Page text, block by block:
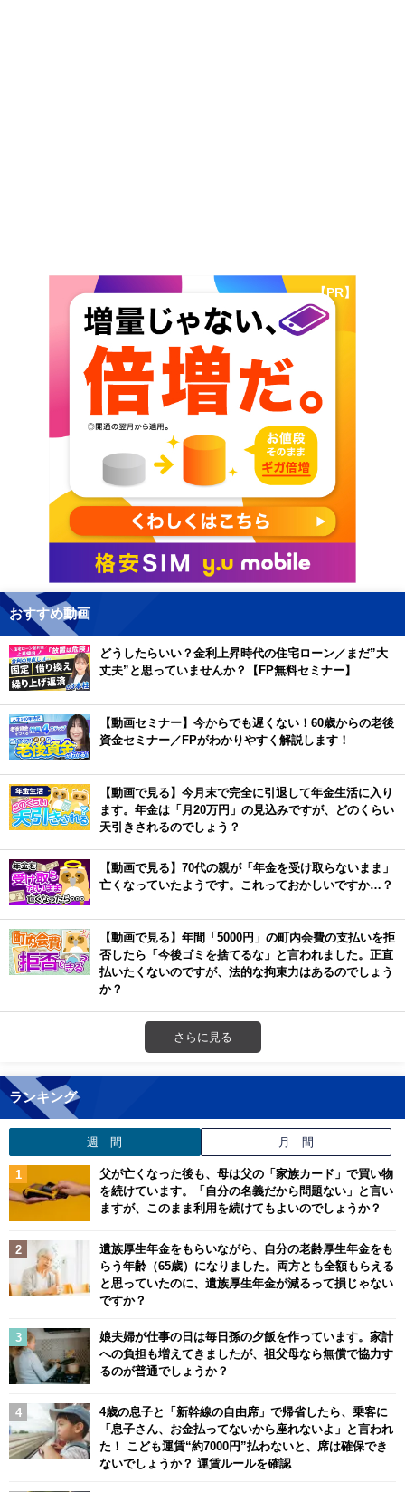
【PR】
おすすめ動画
どうしたらいい？金利上昇時代の住宅ローン／まだ”大
丈夫”と思っていませんか？【FP無料セミナー】
【動画セミナー】今からでも遅くない！60歳からの老後
資金セミナー／FPがわかりやすく解説します！
【動画で見る】今月末で完全に引退して年金生活に入り
ます。年金は「月20万円」の見込みですが、どのくらい
天引きされるのでしょう？
【動画で見る】70代の親が「年金を受け取らないまま」
亡くなっていたようです。これっておかしいですか…？
【動画で見る】年間「5000円」の町内会費の支払いを拒
否したら「今後ゴミを捨てるな」と言われました。正直
払いたくないのですが、法的な拘束力はあるのでしょう
か？
さらに見る
ランキング
週 間 月 間
父が亡くなった後も、母は父の「家族カード」で買い物
を続けています。「自分の名義だから問題ない」と言い
ますが、このまま利用を続けてもよいのでしょうか？
遺族厚生年金をもらいながら、自分の老齢厚生年金をも
らう年齢（65歳）になりました。両方とも全額もらえる
と思っていたのに、遺族厚生年金が減るって損じゃない
ですか？
娘夫婦が仕事の日は毎日孫の夕飯を作っています。家計
への負担も増えてきましたが、祖父母なら無償で協力す
るのが普通でしょうか？
4歳の息子と「新幹線の自由席」で帰省したら、乗客に
「息子さん、お金払ってないから座れないよ」と言われ
た！ こども運賃“約7000円”払わないと、席は確保でき
ないでしょうか？ 運賃ルールを確認